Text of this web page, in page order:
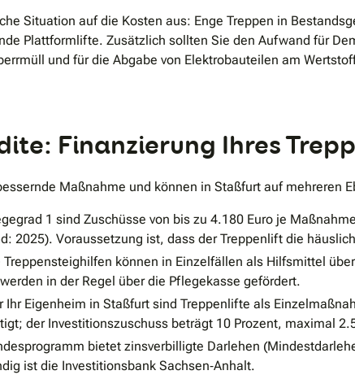
Situation auf die Kosten aus: Enge Treppen in
Plattformlifte. Zusätzlich sollten Sie den Aufwand für
und für die Abgabe von Elektrobauteilen am
Finanzierung Ihres
Maßnahme und können in Staßfurt auf mehreren
1 sind Zuschüsse von bis zu 4.180 Euro je
2025). Voraussetzung ist, dass der Treppenlift die
Treppensteighilfen können in Einzelfällen als Hilfsmittel
in der Regel über die Pflegekasse gefördert.
Ihr Eigenheim in Staßfurt sind Treppenlifte als
der Investitionszuschuss beträgt 10 Prozent, maximal
bietet zinsverbilligte Darlehen
ist die Investitionsbank Sachsen‐Anhalt.